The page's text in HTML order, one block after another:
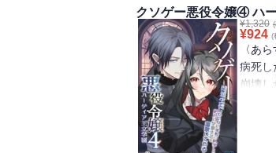
男装女
作品に
お楽
【目次
悪役
ちゃっ
その上
三人
り。
こん
クソゲー悪役令嬢④ ハ
¥1,320
¥924 (
〈あら
病死し
崩壊
滅亡